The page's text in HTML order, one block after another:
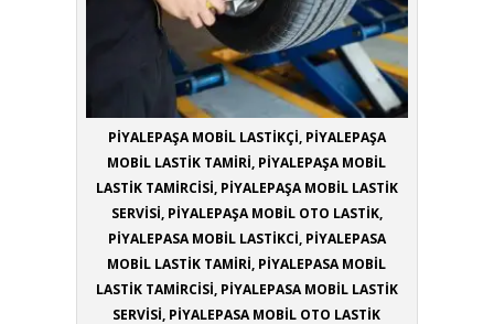
PİYALEPAŞA MOBİL LASTİKÇİ, PİYALEPAŞA
MOBİL LASTİK TAMİRİ, PİYALEPAŞA MOBİL
LASTİK TAMİRCİSİ, PİYALEPAŞA MOBİL LASTİK
SERVİSİ, PİYALEPAŞA MOBİL OTO LASTİK,
PİYALEPASA MOBİL LASTİKCİ, PİYALEPASA
MOBİL LASTİK TAMİRİ, PİYALEPASA MOBİL
LASTİK TAMİRCİSİ, PİYALEPASA MOBİL LASTİK
SERVİSİ, PİYALEPASA MOBİL OTO LASTİK